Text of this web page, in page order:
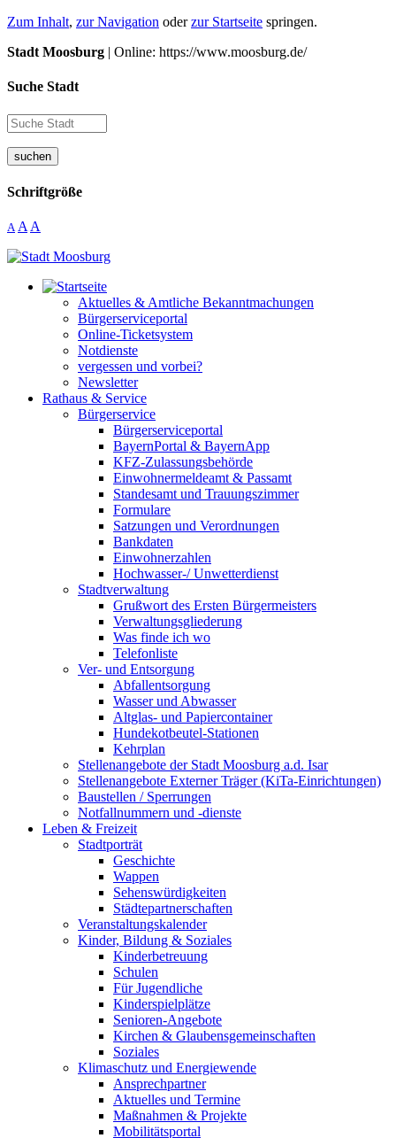
Zum Inhalt, zur Navigation oderzur Startseite springen.
Stadt Moosburg | Online: https://www.moosburg.de/
Suche Stadt
suchen
Schriftgröße
A A A
Aktuelles & Amtliche Bekanntmachungen
Bürgerserviceportal
Online-Ticketsystem
Notdienste
vergessen und vorbei?
Newsletter
Rathaus & Service
Bürgerservice
Bürgerserviceportal
BayernPortal & BayernApp
KFZ-Zulassungsbehörde
Einwohnermeldeamt & Passamt
Standesamt und Trauungszimmer
Formulare
Satzungen und Verordnungen
Bankdaten
Einwohnerzahlen
Hochwasser-/ Unwetterdienst
Stadtverwaltung
Grußwort des Ersten Bürgermeisters
Verwaltungsgliederung
Was finde ich wo
Telefonliste
Ver- und Entsorgung
Abfallentsorgung
Wasser und Abwasser
Altglas- und Papiercontainer
Hundekotbeutel-Stationen
Kehrplan
Stellenangebote der Stadt Moosburg a.d. Isar
Stellenangebote Externer Träger (KiTa-Einrichtungen)
Baustellen / Sperrungen
Notfallnummern und -dienste
Leben & Freizeit
Stadtporträt
Geschichte
Wappen
Sehenswürdigkeiten
Städtepartnerschaften
Veranstaltungskalender
Kinder, Bildung & Soziales
Kinderbetreuung
Schulen
Für Jugendliche
Kinderspielplätze
Senioren-Angebote
Kirchen & Glaubensgemeinschaften
Soziales
Klimaschutz und Energiewende
Ansprechpartner
Aktuelles und Termine
Maßnahmen & Projekte
Mobilitätsportal